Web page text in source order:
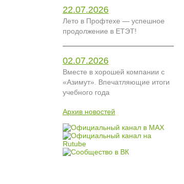
22.07.2026
Лето в Профтехе — успешное
продолжение в ЕТЭТ!
02.07.2026
Вместе в хорошей компании с
«Азимут». Впечатляющие итоги
учебного года
Архив новостей